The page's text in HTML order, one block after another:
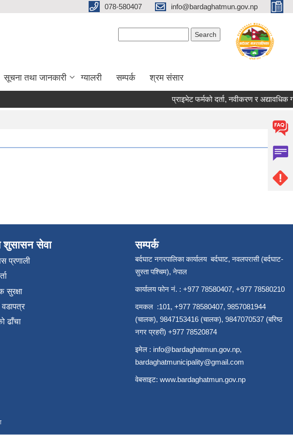
078-580407 info@bardaghatmun.gov.np
सूचना तथा जानकारी ग्यालरी सम्पर्क श्रम संसार
प्राइभेट फर्मको दर्ता, नवीकरण र
शुसासन सेवा
प्रणाली
सुरक्षा
ढाँचा
सम्पर्क
बर्दघाट नगरपालिका कार्यालय बर्दघाट, नवलपरासी (बर्दघाट-
सुस्ता पश्चिम), नेपाल
कार्यालय फोन नं. : +977 78580407, +977 78580210
दमकल :101, +977 78580407, 9857081944
(चालक), 9847153416 (चालक), 9847070537 (बरिष्ठ
नगर प्रहरी) +977 78520874
इमेल : info@bardaghatmun.gov.np,
bardaghatmunicipality@gmail.com
वेबसाइट: www.bardaghatmun.gov.np